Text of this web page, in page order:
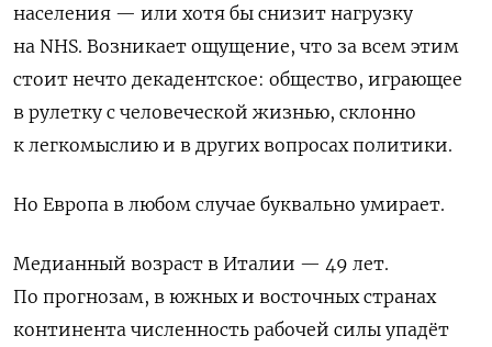
населения — или хотя бы снизит нагрузку
на NHS. Возникает ощущение, что за всем этим
стоит нечто декадентское: общество, играющее
в рулетку с человеческой жизнью, склонно
к легкомыслию и в других вопросах политики.
Но Европа в любом случае буквально умирает.
Медианный возраст в Италии — 49 лет.
По прогнозам, в южных и восточных странах
континента численность рабочей силы упадёт